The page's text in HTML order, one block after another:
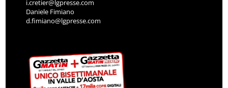
i.cretier@lgpresse.com
Daniele Fimiano
d.fimiano@lgpresse.com